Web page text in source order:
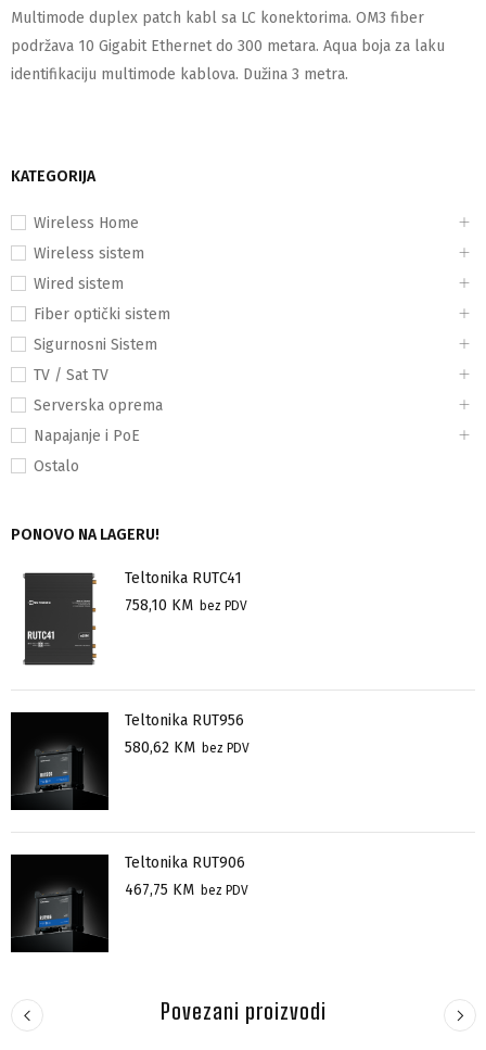
KATEGORIJA
Wireless Home
Wireless sistem
Wired sistem
Fiber optički sistem
Sigurnosni Sistem
TV / Sat TV
Serverska oprema
Napajanje i PoE
Ostalo
PONOVO NA LAGERU!
Teltonika RUTC41
758,10 KM bez PDV
Teltonika RUT956
580,62 KM bez PDV
Teltonika RUT906
467,75 KM bez PDV
Multimode duplex patch kabl sa LC konektorima. OM3 fiber
podržava 10 Gigabit Ethernet do 300 metara. Aqua boja za laku
identifikaciju multimode kablova. Dužina 3 metra.
Povezani proizvodi